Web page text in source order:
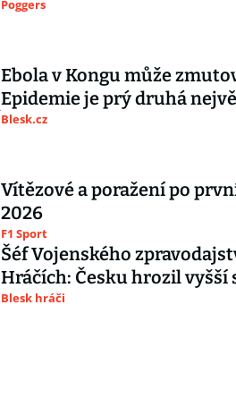
Poggers
Ebola v Kongu může
Epidemie je prý druhá
Blesk.cz
Vítězové a poražení po
2026
F1 Sport
Šéf Vojenského
Hráčích: Česku hrozil vyšší
Blesk hráči